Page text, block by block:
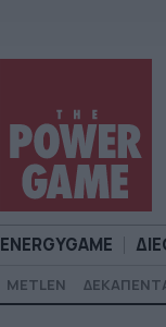
ENERGYGAME
METLEN